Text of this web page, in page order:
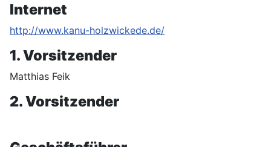
Internet
http://www.kanu-holzwickede.de/
1. Vorsitzender
Matthias Feik
2. Vorsitzender